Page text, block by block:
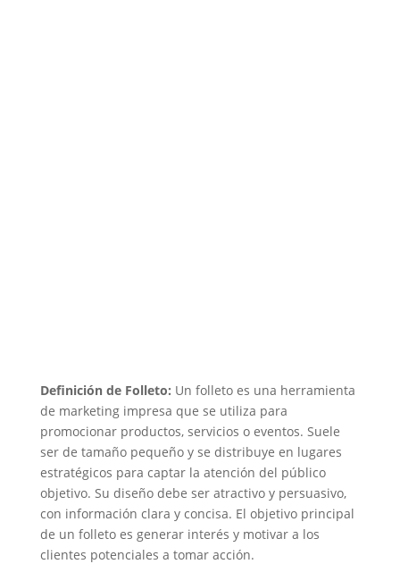
Definición de Folleto: Un folleto es una herramienta
de marketing impresa que se utiliza para
promocionar productos, servicios o eventos. Suele
ser de tamaño pequeño y se distribuye en lugares
estratégicos para captar la atención del público
objetivo. Su diseño debe ser atractivo y persuasivo,
con información clara y concisa. El objetivo principal
de un folleto es generar interés y motivar a los
clientes potenciales a tomar acción.